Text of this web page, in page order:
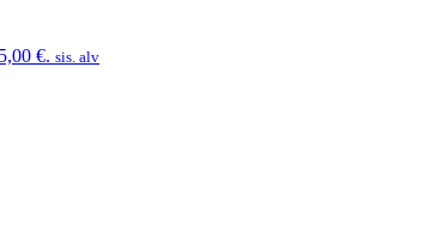
€. sis. alv